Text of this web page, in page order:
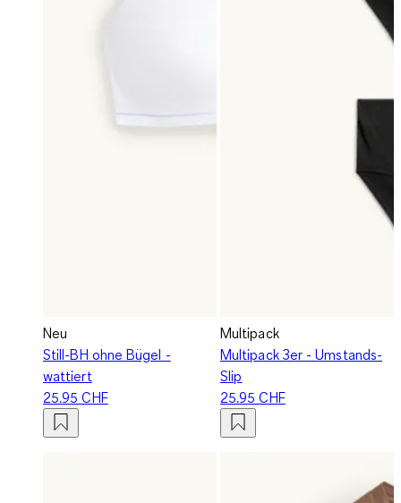
Neu
Still-BH ohne Bügel -
wattiert
25.95 CHF
Multipack
Multipack 3er - Umstands-
Slip
25.95 CHF